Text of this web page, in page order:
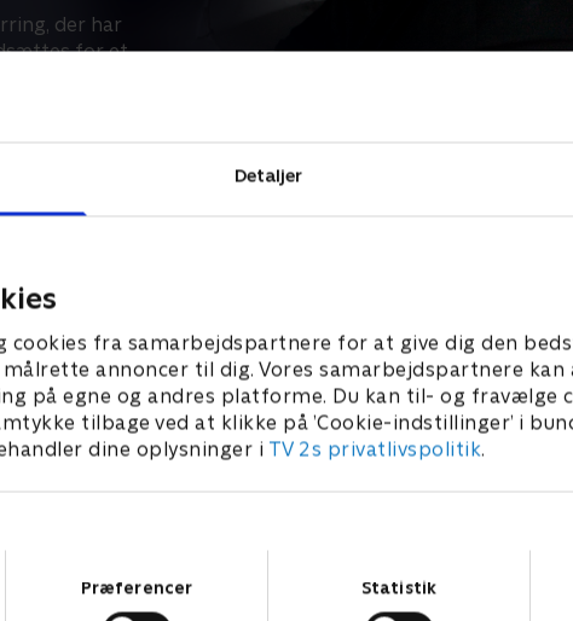
Detaljer
cookies fra samarbejdspartnere for at give dig den
annoncer til dig. Vores samarbejdspartnere kan
på egne og andres platforme. Du kan til- og fravælge
tilbage ved at klikke på ’Cookie-indstillinger’ i
dine oplysninger i TV 2s privatlivspolitik.
Præferencer Statistik
der har
for et
af en
den
- og